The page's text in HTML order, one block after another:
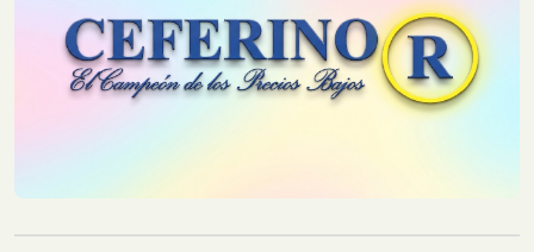
Montecarlo: Controlaron un Principio de Incendio en
un Camión sobre la Ruta Nacional 12